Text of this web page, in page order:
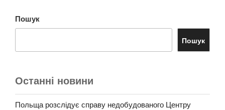
Пошук
Пошук
Останні новини
Польща розслідує справу недобудованого Центру